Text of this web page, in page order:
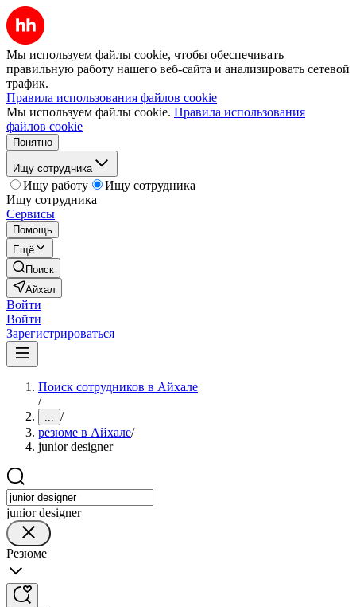
Мы используем файлы cookie, чтобы обеспечивать
правильную работу нашего веб-сайта и анализировать сетевой
трафик.
Правила использования файлов cookie
Мы используем файлы cookie. Правила использования
файлов cookie
Понятно
Ищу сотрудника
Ищу работу
Ищу сотрудника
Ищу сотрудника
Сервисы
Помощь
Ещё
Поиск
Айхал
Войти
Войти
Зарегистрироваться
Поиск сотрудников в Айхале
/
... /
резюме в Айхале/
junior designer
junior designer
Резюме